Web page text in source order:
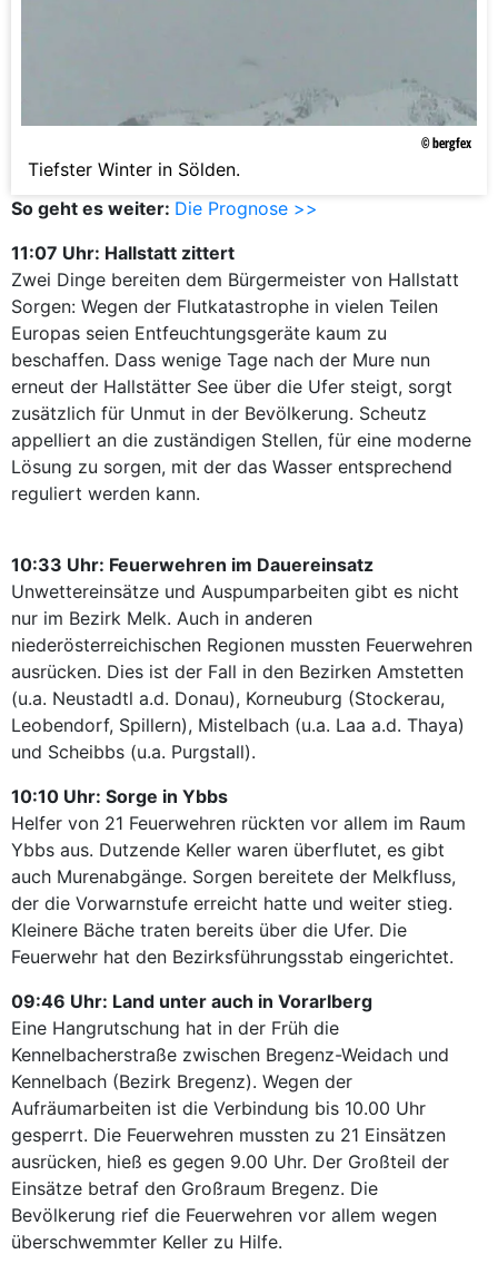
© bergfex
Tiefster Winter in Sölden.
So geht es weiter: Die Prognose >>
11:07 Uhr: Hallstatt zittert
Zwei Dinge bereiten dem Bürgermeister von Hallstatt
Sorgen: Wegen der Flutkatastrophe in vielen Teilen
Europas seien Entfeuchtungsgeräte kaum zu
beschaffen. Dass wenige Tage nach der Mure nun
erneut der Hallstätter See über die Ufer steigt, sorgt
zusätzlich für Unmut in der Bevölkerung. Scheutz
appelliert an die zuständigen Stellen, für eine moderne
Lösung zu sorgen, mit der das Wasser entsprechend
reguliert werden kann.
10:33 Uhr: Feuerwehren im Dauereinsatz
Unwettereinsätze und Auspumparbeiten gibt es nicht
nur im Bezirk Melk. Auch in anderen
niederösterreichischen Regionen mussten Feuerwehren
ausrücken. Dies ist der Fall in den Bezirken Amstetten
(u.a. Neustadtl a.d. Donau), Korneuburg (Stockerau,
Leobendorf, Spillern), Mistelbach (u.a. Laa a.d. Thaya)
und Scheibbs (u.a. Purgstall).
10:10 Uhr: Sorge in Ybbs
Helfer von 21 Feuerwehren rückten vor allem im Raum
Ybbs aus. Dutzende Keller waren überflutet, es gibt
auch Murenabgänge. Sorgen bereitete der Melkfluss,
der die Vorwarnstufe erreicht hatte und weiter stieg.
Kleinere Bäche traten bereits über die Ufer. Die
Feuerwehr hat den Bezirksführungsstab eingerichtet.
09:46 Uhr: Land unter auch in Vorarlberg
Eine Hangrutschung hat in der Früh die
Kennelbacherstraße zwischen Bregenz-Weidach und
Kennelbach (Bezirk Bregenz). Wegen der
Aufräumarbeiten ist die Verbindung bis 10.00 Uhr
gesperrt. Die Feuerwehren mussten zu 21 Einsätzen
ausrücken, hieß es gegen 9.00 Uhr. Der Großteil der
Einsätze betraf den Großraum Bregenz. Die
Bevölkerung rief die Feuerwehren vor allem wegen
überschwemmter Keller zu Hilfe.